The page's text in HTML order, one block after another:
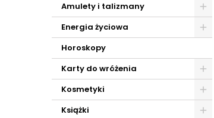
Amulety i talizmany
Energia życiowa
Horoskopy
Karty do wróżenia
Kosmetyki
Książki